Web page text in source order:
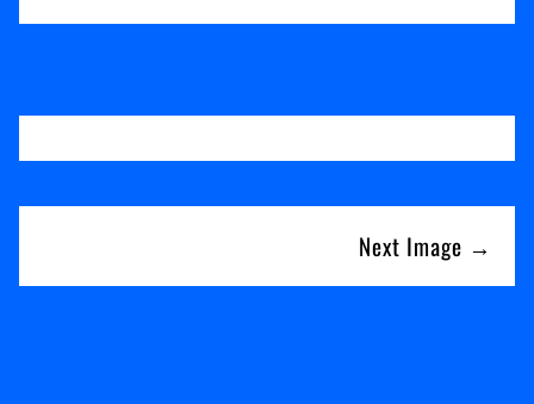
Next Image →